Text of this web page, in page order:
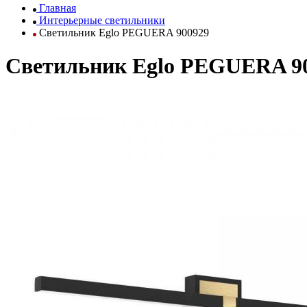
Главная
Интерьерные светильники
Светильник Eglo PEGUERA 900929
Светильник Eglo PEGUERA